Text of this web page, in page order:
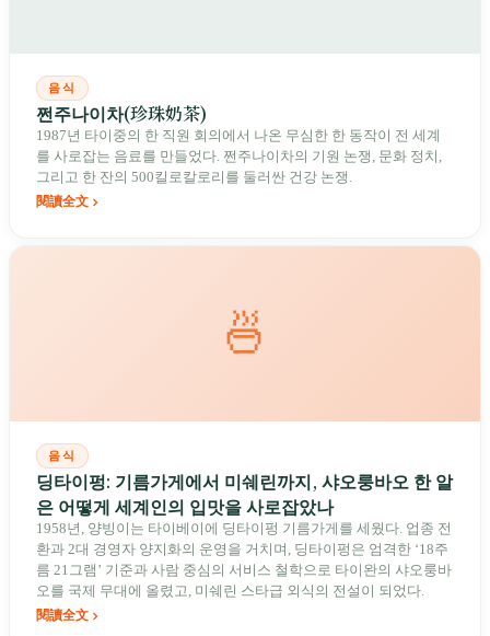
음식
쩐주나이차(珍珠奶茶)
1987년 타이중의 한 직원 회의에서 나온 무심한 한 동작이 전 세계
를 사로잡는 음료를 만들었다. 쩐주나이차의 기원 논쟁, 문화 정치,
그리고 한 잔의 500킬로칼로리를 둘러싼 건강 논쟁.
閱讀全文
🍜
음식
딩타이펑: 기름가게에서 미쉐린까지, 샤오룽바오 한 알
은 어떻게 세계인의 입맛을 사로잡았나
1958년, 양빙이는 타이베이에 딩타이펑 기름가게를 세웠다. 업종 전
환과 2대 경영자 양지화의 운영을 거치며, 딩타이펑은 엄격한 ‘18주
름 21그램’ 기준과 사람 중심의 서비스 철학으로 타이완의 샤오룽바
오를 국제 무대에 올렸고, 미쉐린 스타급 외식의 전설이 되었다.
閱讀全文